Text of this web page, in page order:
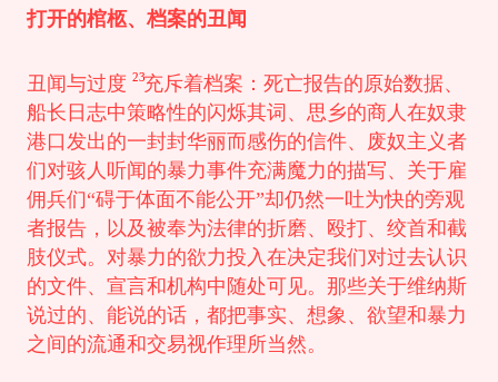
打开的棺柩、档案的丑闻
丑闻与过度 23充斥着档案：死亡报告的原始数据、
船长日志中策略性的闪烁其词、思乡的商人在奴隶
港口发出的一封封华丽而感伤的信件、废奴主义者
们对骇人听闻的暴力事件充满魔力的描写、关于雇
佣兵们“碍于体面不能公开”却仍然一吐为快的旁观
者报告，以及被奉为法律的折磨、殴打、绞首和截
肢仪式。对暴力的欲力投入在决定我们对过去认识
的文件、宣言和机构中随处可见。那些关于维纳斯
说过的、能说的话，都把事实、想象、欲望和暴力
之间的流通和交易视作理所当然。